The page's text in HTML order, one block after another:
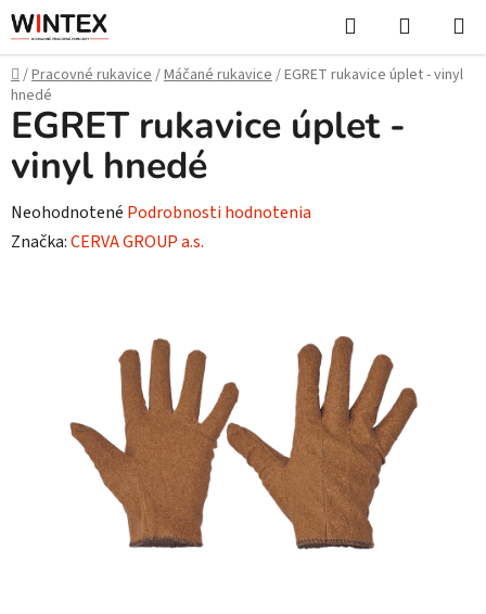
Prejsť
na
obsah
Hľadať
KOŠÍK
Domov
/Pracovné rukavice/Máčané rukavice/EGRET rukavice úplet - vinyl
hnedé
EGRET rukavice úplet -
vinyl hnedé
Priemerné
hodnotenie
hviezdičiek.
Neohodnotené Podrobnosti hodnotenia
Značka:CERVA GROUP a.s.